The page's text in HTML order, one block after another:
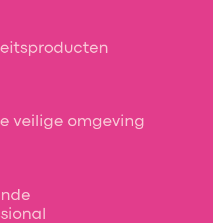
veilige omgeving